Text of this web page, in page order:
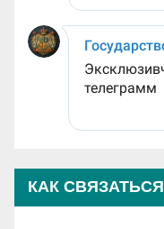
КАК СВЯЗАТЬСЯ